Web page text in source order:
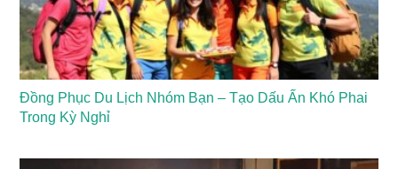
Đồng Phục Du Lịch Nhóm Bạn – Tạo Dấu Ấn Khó Phai
Trong Kỳ Nghỉ